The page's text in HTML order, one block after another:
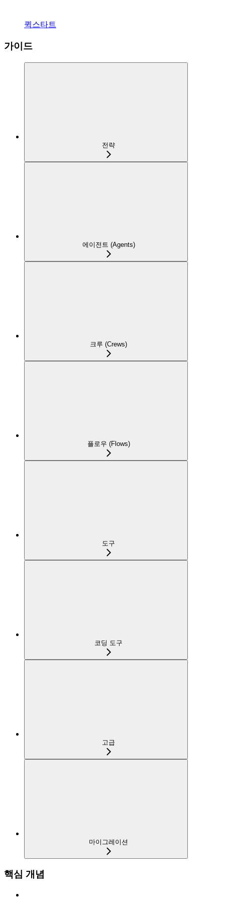
퀵스타트
가이드
전략
에이전트 (Agents)
크루 (Crews)
플로우 (Flows)
도구
코딩 도구
고급
마이그레이션
핵심 개념